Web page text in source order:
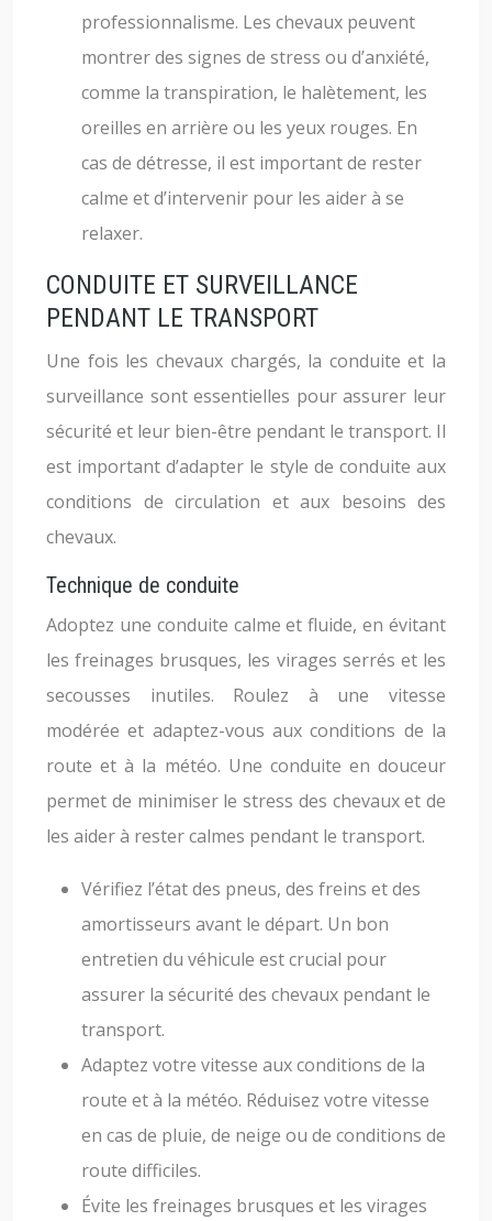
professionnalisme. Les chevaux peuvent
montrer des signes de stress ou d’anxiété,
comme la transpiration, le halètement, les
oreilles en arrière ou les yeux rouges. En
cas de détresse, il est important de rester
calme et d’intervenir pour les aider à se
relaxer.
CONDUITE ET SURVEILLANCE
PENDANT LE TRANSPORT
Une fois les chevaux chargés, la conduite et la
surveillance sont essentielles pour assurer leur
sécurité et leur bien-être pendant le transport. Il
est important d’adapter le style de conduite aux
conditions de circulation et aux besoins des
chevaux.
Technique de conduite
Adoptez une conduite calme et fluide, en évitant
les freinages brusques, les virages serrés et les
secousses inutiles. Roulez à une vitesse
modérée et adaptez-vous aux conditions de la
route et à la météo. Une conduite en douceur
permet de minimiser le stress des chevaux et de
les aider à rester calmes pendant le transport.
Vérifiez l’état des pneus, des freins et des
amortisseurs avant le départ. Un bon
entretien du véhicule est crucial pour
assurer la sécurité des chevaux pendant le
transport.
Adaptez votre vitesse aux conditions de la
route et à la météo. Réduisez votre vitesse
en cas de pluie, de neige ou de conditions de
route difficiles.
Évite les freinages brusques et les virages